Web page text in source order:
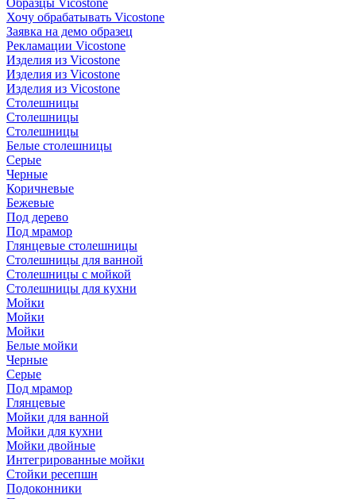
Образцы Vicostone
Хочу обрабатывать Vicostone
Заявка на демо образец
Рекламации Vicostone
Изделия из Vicostone
Изделия из Vicostone
Изделия из Vicostone
Столешницы
Столешницы
Столешницы
Белые столешницы
Серые
Черные
Коричневые
Бежевые
Под дерево
Под мрамор
Глянцевые столешницы
Столешницы для ванной
Столешницы с мойкой
Столешницы для кухни
Мойки
Мойки
Мойки
Белые мойки
Черные
Серые
Под мрамор
Глянцевые
Мойки для ванной
Мойки для кухни
Мойки двойные
Интегрированные мойки
Стойки ресепшн
Подоконники